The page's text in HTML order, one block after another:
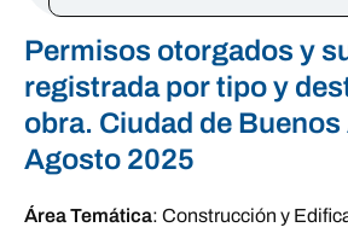
Permisos otorgados y
registrada por tipo y
obra. Ciudad de
Agosto 2025
Área Temática: Construcción y